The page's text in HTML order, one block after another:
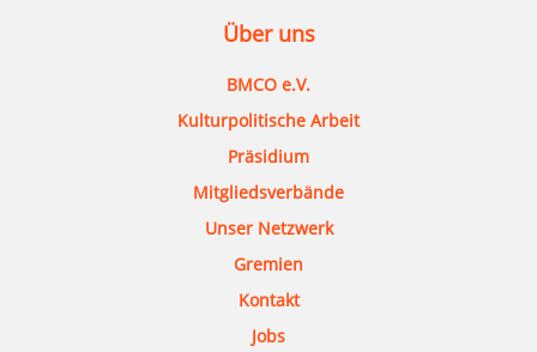
Über uns
BMCO e.V.
Kulturpolitische Arbeit
Präsidium
Mitgliedsverbände
Unser Netzwerk
Gremien
Kontakt
Jobs